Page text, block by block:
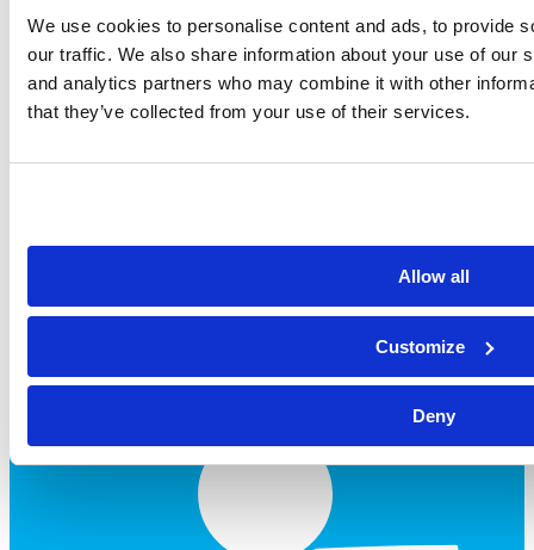
We use cookies to personalise content and ads, to provide
our traffic. We also share information about your use of our
and analytics partners who may combine it with other
that they’ve collected from your use of their services.
Allow all
Customize
Deny